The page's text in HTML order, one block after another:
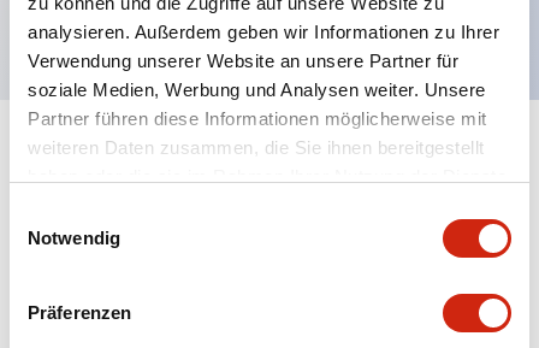
analysieren. Außerdem geben wir Informationen zu Ihrer
Verwendung unserer Website an unsere Partner für
soziale Medien, Werbung und Analysen weiter. Unsere
Partner führen diese Informationen möglicherweise mit
weiteren Daten zusammen, die Sie ihnen bereitgestellt
Notwendig
Präferenzen
3A Kontakt
Spezifikationen Alle erweitern